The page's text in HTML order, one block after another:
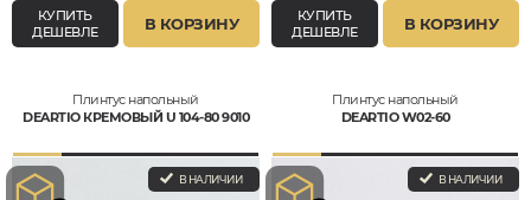
КУПИТЬ
ДЕШЕВЛЕ
В КОРЗИНУ
КУПИТЬ
ДЕШЕВЛЕ
В КОРЗИНУ
Плинтус напольный
DEARTIO КРЕМОВЫЙ U 104-80 9010
В НАЛИЧИИ
Плинтус напольный
DEARTIO W02-60
В НАЛИЧИИ